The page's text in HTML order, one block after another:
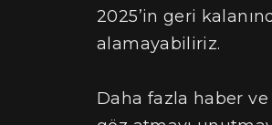
2025’in geri
alamayabiliriz.
Daha fazla haber